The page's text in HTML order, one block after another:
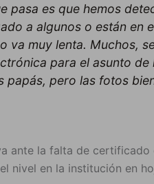
pasa es que hemos
a algunos o están en
va muy lenta. Muchos,
para el asunto
papás, pero las fotos
ante la falta de certificado
nivel en la institución en